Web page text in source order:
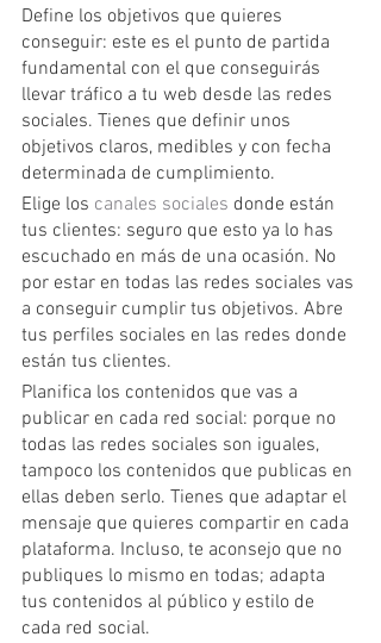
Define los objetivos que quieres
conseguir: este es el punto de partida
fundamental con el que conseguirás
llevar tráfico a tu web desde las redes
sociales. Tienes que definir unos
objetivos claros, medibles y con fecha
determinada de cumplimiento.
Elige los canales sociales donde están
tus clientes: seguro que esto ya lo has
escuchado en más de una ocasión. No
por estar en todas las redes sociales vas
a conseguir cumplir tus objetivos. Abre
tus perfiles sociales en las redes donde
están tus clientes.
Planifica los contenidos que vas a
publicar en cada red social: porque no
todas las redes sociales son iguales,
tampoco los contenidos que publicas en
ellas deben serlo. Tienes que adaptar el
mensaje que quieres compartir en cada
plataforma. Incluso, te aconsejo que no
publiques lo mismo en todas; adapta
tus contenidos al público y estilo de
cada red social.